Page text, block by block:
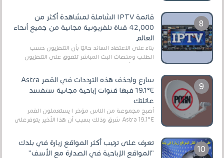
قائمة IPTV الشاملة لمشاهدة أكثر من
42,000 قناة تلفزيونية مجانية من جميع أنحاء
العالم
بناءً على الاعتقاد السائد حاليًا بأن التلفزيون حسب
الطلب ومنصات البث المباشر تتفوق على التلفزيون
الرقمي الأرضي التقليدي، يُعدّ IPTV-org خيار...
سارع واحذف هذه الترددات في القمر Astra
19.1°E فبها قنوات إباحية مجانية ستفسد
عائلتك
أصبح مجموعة من الناس مؤخر ا يستعملون القمر
Astra 19.1°E شرق وذلك بسبب أن هذا الأخير يتوفرعلى
تعرف على ترتيب أكثر المواقع زيارة في بلدك
"المواقع الإباحية في الصدارة مع الأسف"